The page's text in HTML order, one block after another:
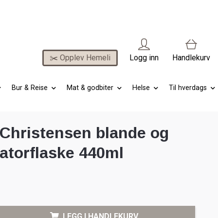
✂️ Opplev Hemeli Logg inn Handlekurv
Bur & Reise Mat & godbiter Helse Til hverdags
blande og
440ml
LEGG I HANDLEKURV